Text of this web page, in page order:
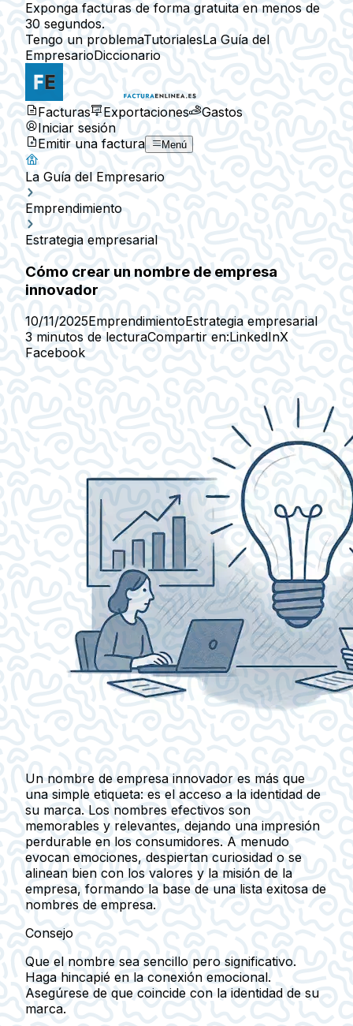
Exponga facturas de forma gratuita en menos de
30 segundos.
Tengo un problemaTutorialesLa Guía del
EmpresarioDiccionario
Facturas Exportaciones
Gastos
Iniciar sesión
Emitir una factura
Menú
La Guía del Empresario
Emprendimiento
Estrategia empresarial
Cómo crear un nombre de empresa
innovador
10/11/2025EmprendimientoEstrategia empresarial
3 minutos de lecturaCompartir en:LinkedInX
Facebook
Un nombre de empresa innovador es más que
una simple etiqueta: es el acceso a la identidad de
su marca. Los nombres efectivos son
memorables y relevantes, dejando una impresión
perdurable en los consumidores. A menudo
evocan emociones, despiertan curiosidad o se
alinean bien con los valores y la misión de la
empresa, formando la base de una lista exitosa de
nombres de empresa.
Consejo
Que el nombre sea sencillo pero significativo.
Haga hincapié en la conexión emocional.
Asegúrese de que coincide con la identidad de su
marca.